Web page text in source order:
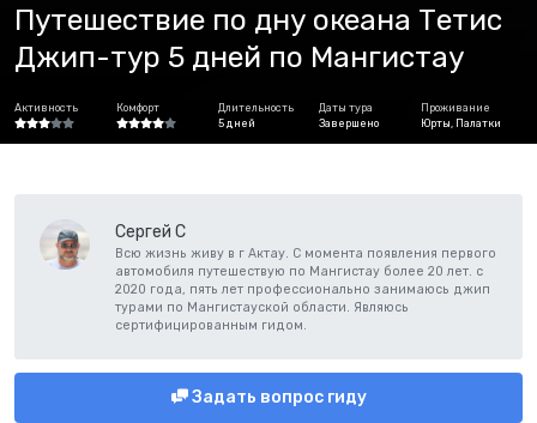
Путешествие по дну океана Тетис
Джип-тур 5 дней по Мангистау
Активность Комфорт
Длительность
5 дней
Даты тура
Завершено
Проживание
Юрты, Палатки
Сергей С
Всю жизнь живу в г Актау. С момента появления первого
автомобиля путешествую по Мангистау более 20 лет. с
2020 года, пять лет профессионально занимаюсь джип
турами по Мангистауской области. Являюсь
сертифицированным гидом.
Задать вопрос гиду